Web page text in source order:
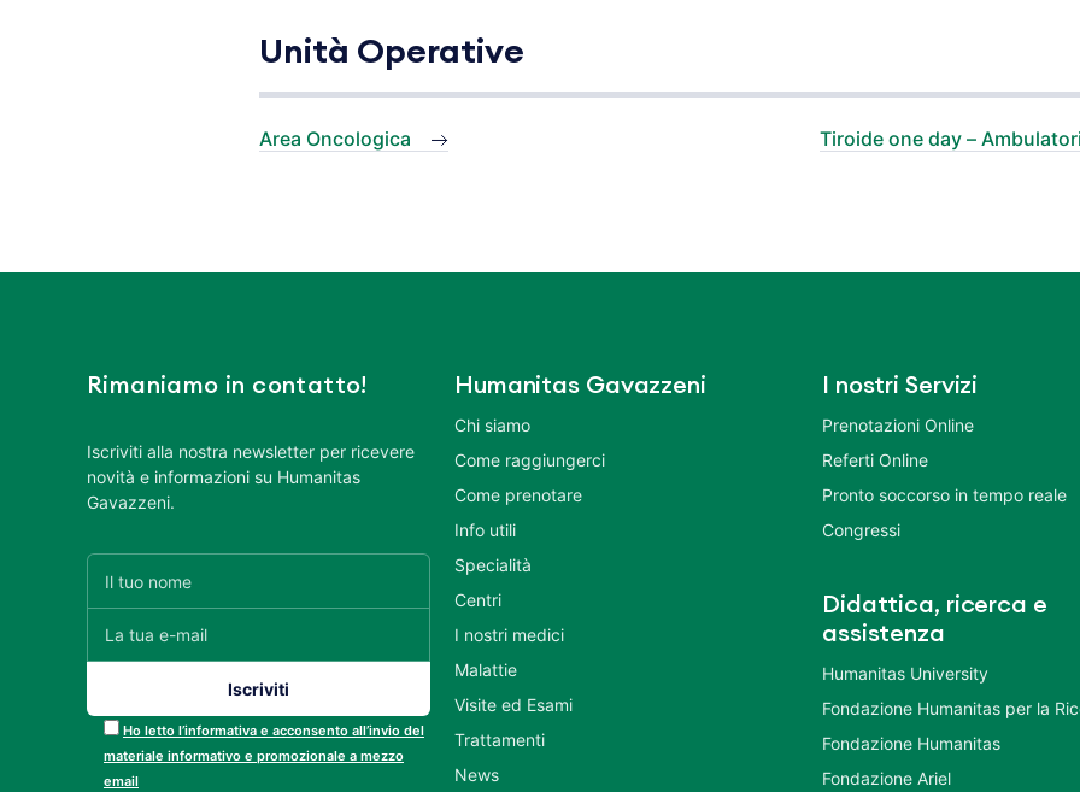
Unità Operative
Area Oncologica Tiroide one day –
Rimaniamo in contatto!
Iscriviti alla nostra newsletter per ricevere
novità e informazioni su Humanitas
Gavazzeni.
Ho letto l’informativa e acconsento all’invio del
materiale informativo e promozionale a mezzo
email
Humanitas Gavazzeni
Chi siamo
Come raggiungerci
Come prenotare
Info utili
Specialità
Centri
I nostri medici
Malattie
Visite ed Esami
Trattamenti
News
I nostri Servizi
Prenotazioni Online
Referti Online
Pronto soccorso in tempo reale
Congressi
Didattica, ricerca e
assistenza
Humanitas University
Fondazione Humanitas per la
Fondazione Humanitas
Fondazione Ariel